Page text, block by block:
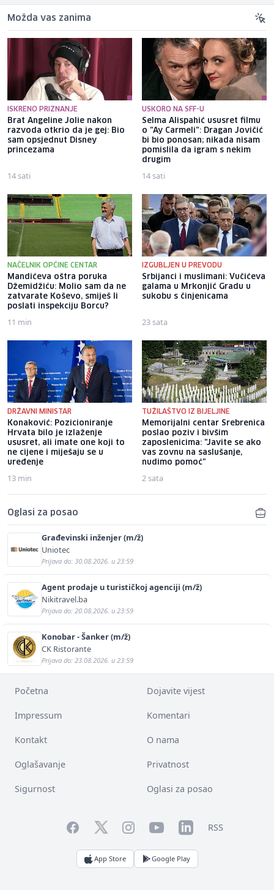
Možda vas zanima
ISKRENO PRIZNANJE
Brat Angeline Jolie nakon
razvoda otkrio da je gej: Bio
sam opsjednut Disney
princezama
14 sati
USKORO NA SFF-U
Selma Alispahić ususret filmu
o "Ay Carmeli": Dragan Jovičić
bi bio ponosan; nikada nisam
pomislila da igram s nekim
drugim
14 sati
NAČELNIK OPĆINE CENTAR
Mandićeva oštra poruka
Džemidžiću: Molio sam da ne
zatvarate Koševo, smiješ li
poslati inspekciju Borcu?
11 min
IZGUBLJEN U PREVODU
Srbijanci i muslimani: Vučićeva
galama u Mrkonjić Gradu u
sukobu s činjenicama
23 sata
DRŽAVNI MINISTAR
Konaković: Pozicioniranje
Hrvata bilo je izlaženje
ususret, ali imate one koji to
ne cijene i miješaju se u
uređenje
13 min
TUŽILAŠTVO IZ BIJELJINE
Memorijalni centar Srebrenica
poslao poziv i bivšim
zaposlenicima: "Javite se ako
vas zovnu na saslušanje,
nudimo pomoć"
2 sata
Oglasi za posao
Građevinski inženjer (m/ž)
Uniotec
Prijava do: 30.08.2026. u 23:59
Agent prodaje u turističkoj agenciji (m/ž)
Nikitravel.ba
Prijava do: 20.08.2026. u 23:59
Konobar - Šanker (m/ž)
CK Ristorante
Prijava do: 23.08.2026. u 23:59
Početna Dojavite vijest
Impressum Komentari
Kontakt O nama
Oglašavanje Privatnost
Sigurnost Oglasi za posao
FacebookTwitterInstagramYouTubeLinkedInRSS
App Store Google Play